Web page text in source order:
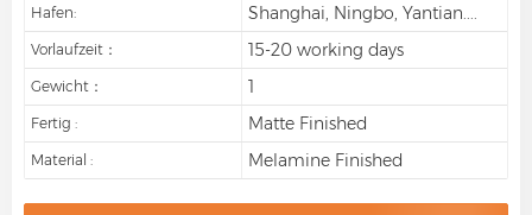
Hafen: Shanghai, Ningbo, Yantian....
Vorlaufzeit： 15-20 working days
Gewicht： 1
Fertig : Matte Finished
Material : Melamine Finished